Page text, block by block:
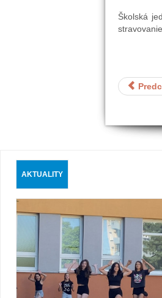
Školská
AKTUALITY